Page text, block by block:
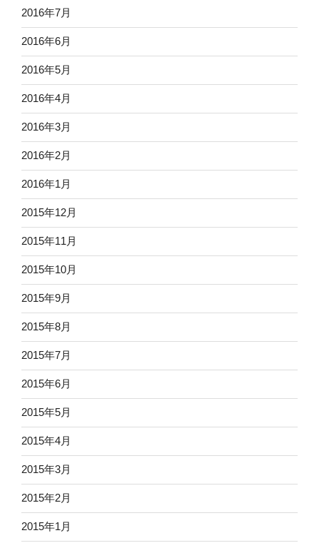
2016年7月
2016年6月
2016年5月
2016年4月
2016年3月
2016年2月
2016年1月
2015年12月
2015年11月
2015年10月
2015年9月
2015年8月
2015年7月
2015年6月
2015年5月
2015年4月
2015年3月
2015年2月
2015年1月